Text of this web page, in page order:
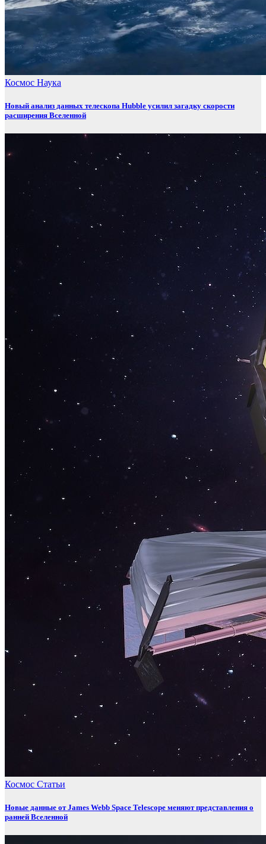
Космос Наука
Новый анализ данных телескопа Hubble усилил загадку скорости
расширения Вселенной
Космос Статьи
Новые данные от James Webb Space Telescope меняют представления о
ранней Вселенной